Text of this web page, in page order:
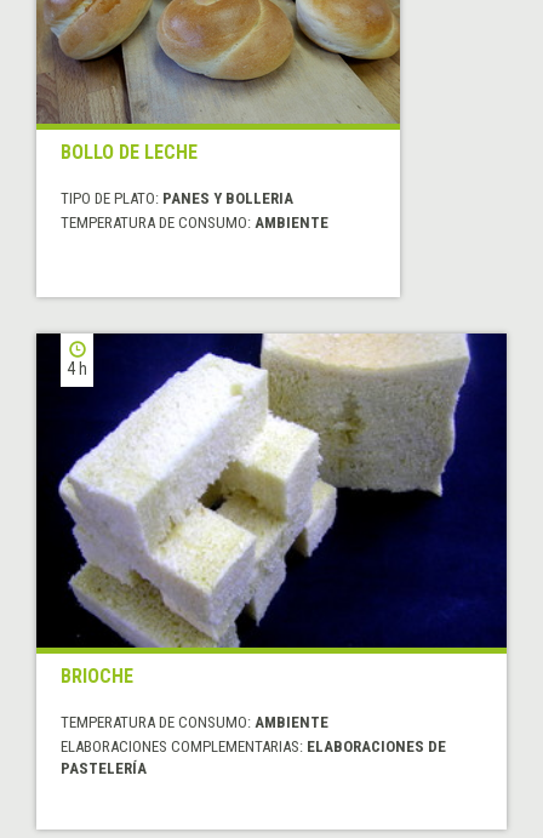
BOLLO DE LECHE
TIPO DE PLATO: PANES Y BOLLERIA
TEMPERATURA DE CONSUMO: AMBIENTE
4 h
BRIOCHE
TEMPERATURA DE CONSUMO: AMBIENTE
ELABORACIONES COMPLEMENTARIAS: ELABORACIONES DE
PASTELERÍA